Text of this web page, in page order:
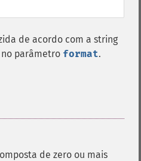
de acordo com a string
parâmetro format.
de zero ou mais